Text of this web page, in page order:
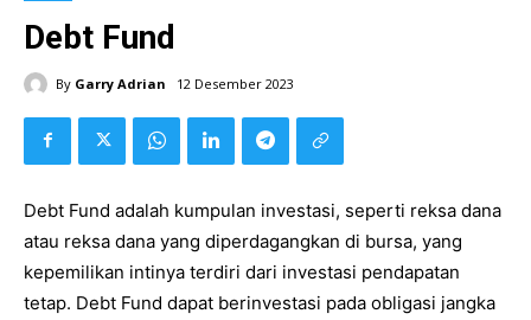
Debt Fund
By Garry Adrian 12 Desember 2023
Debt Fund adalah kumpulan investasi, seperti reksa dana
atau reksa dana yang diperdagangkan di bursa, yang
kepemilikan intinya terdiri dari investasi pendapatan
tetap. Debt Fund dapat berinvestasi pada obligasi jangka